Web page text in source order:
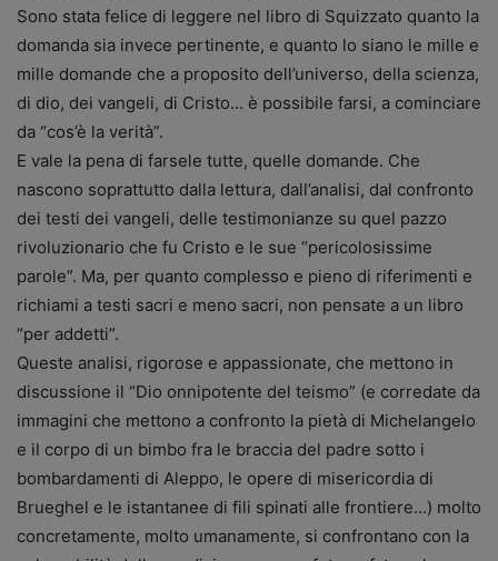
Sono stata felice di leggere nel libro di Squizzato quanto la
domanda sia invece pertinente, e quanto lo siano le mille e
mille domande che a proposito dell’universo, della scienza,
di dio, dei vangeli, di Cristo… è possibile farsi, a cominciare
da “cos’è la verità”.
E vale la pena di farsele tutte, quelle domande. Che
nascono soprattutto dalla lettura, dall’analisi, dal confronto
dei testi dei vangeli, delle testimonianze su quel pazzo
rivoluzionario che fu Cristo e le sue “pericolosissime
parole”. Ma, per quanto complesso e pieno di riferimenti e
richiami a testi sacri e meno sacri, non pensate a un libro
“per addetti”.
Queste analisi, rigorose e appassionate, che mettono in
discussione il “Dio onnipotente del teismo” (e corredate da
immagini che mettono a confronto la pietà di Michelangelo
e il corpo di un bimbo fra le braccia del padre sotto i
bombardamenti di Aleppo, le opere di misericordia di
Brueghel e le istantanee di fili spinati alle frontiere…) molto
concretamente, molto umanamente, si confrontano con la